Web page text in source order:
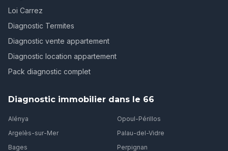
Loi Carrez
Diagnostic Termites
Diagnostic vente appartement
Diagnostic location appartement
Pack diagnostic complet
Diagnostic immobilier dans le 66
Alénya
Argelès-sur-Mer
Bages
Opoul-Périllos
Palau-del-Vidre
Perpignan